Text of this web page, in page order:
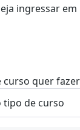
ingressar
curso quer